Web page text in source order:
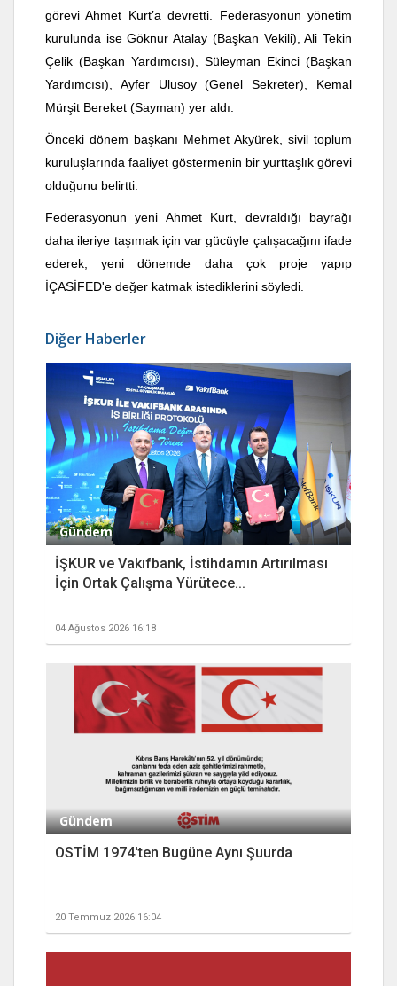
görevi Ahmet Kurt’a devretti. Federasyonun yönetim
kurulunda ise Göknur Atalay (Başkan Vekili), Ali Tekin
Çelik (Başkan Yardımcısı), Süleyman Ekinci (Başkan
Yardımcısı), Ayfer Ulusoy (Genel Sekreter), Kemal
Mürşit Bereket (Sayman) yer aldı.
Önceki dönem başkanı Mehmet Akyürek, sivil toplum
kuruluşlarında faaliyet göstermenin bir yurttaşlık görevi
olduğunu belirtti.
Federasyonun yeni Ahmet Kurt, devraldığı bayrağı
daha ileriye taşımak için var gücüyle çalışacağını ifade
ederek, yeni dönemde daha çok proje yapıp
İÇASİFED'e değer katmak istediklerini söyledi.
Diğer Haberler
Gündem
İŞKUR ve Vakıfbank, İstihdamın Artırılması
İçin Ortak Çalışma Yürütece...
04 Ağustos 2026 16:18
Gündem
OSTİM 1974'ten Bugüne Aynı Şuurda
20 Temmuz 2026 16:04